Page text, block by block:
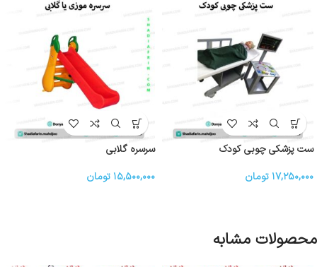
ست پزشکی چوبی کودک
۱۷,۲۵۰,۰۰۰ تومان
سرسره گلابی
۱۵,۵۰۰,۰۰۰ تومان
محصولات مشابه